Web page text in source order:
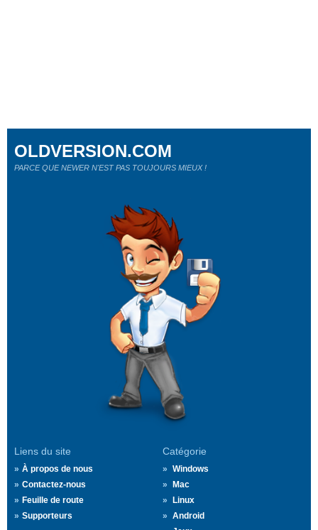
Liens du site
À propos de nous
Contactez-nous
Feuille de route
Supporteurs
Catégorie
Windows
Mac
Linux
Android
OLDVERSION.COM
PARCE QUE NEWER N'EST PAS TOUJOURS MIEUX !